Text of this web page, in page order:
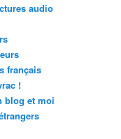
audio
français
!
blog et moi